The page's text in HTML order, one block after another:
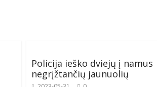
Policija ieško dviejų į namus
negrįžtančių jaunuolių